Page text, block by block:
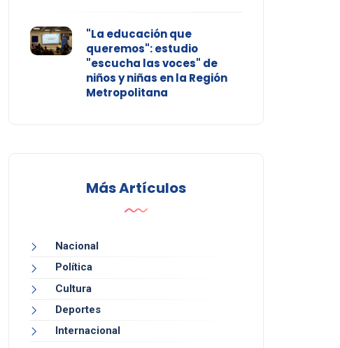
"La educación que
queremos": estudio
"escucha las voces" de
niños y niñas en la Región
Metropolitana
Más Artículos
Nacional
Política
Cultura
Deportes
Internacional